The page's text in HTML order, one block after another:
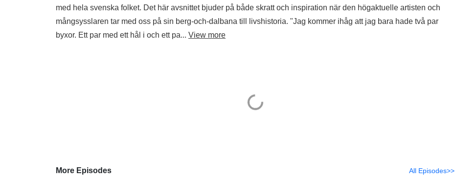
med hela svenska folket. Det här avsnittet bjuder på både skratt och inspiration när den högaktuelle artisten och
mångsysslaren tar med oss på sin berg-och-dalbana till livshistoria. "Jag kommer ihåg att jag bara hade två par
byxor. Ett par med ett hål i och ett pa... View more
More Episodes All Episodes>>